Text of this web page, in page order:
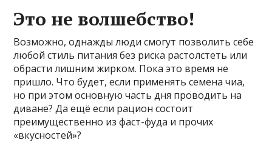
Это не волшебство!
Возможно, однажды люди смогут позволить себе
любой стиль питания без риска растолстеть или
обрасти лишним жирком. Пока это время не
пришло. Что будет, если применять семена чиа,
но при этом основную часть дня проводить на
диване? Да ещё если рацион состоит
преимущественно из фаст-фуда и прочих
«вкусностей»?